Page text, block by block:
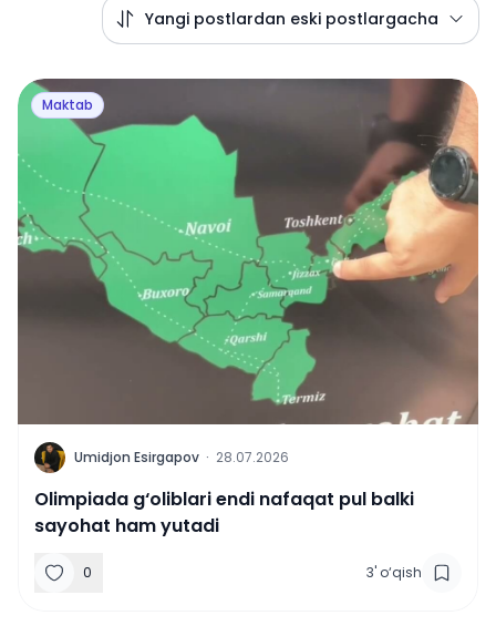
Yangi postlardan eski postlargacha
Maktab
U Umidjon Esirgapov · 28.07.2026
Olimpiada g‘oliblari endi nafaqat pul balki
sayohat ham yutadi
0 3' o‘qish